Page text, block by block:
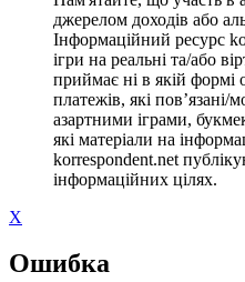
джерелом доходів або
Інформаційний ресурс
ігри на реальні та/або
приймає ні в якій формі
платежів, які пов’язані/
азартними іграми,
які матеріали на
korrespondent.net
інформаційних цілях.
X
Ошибка